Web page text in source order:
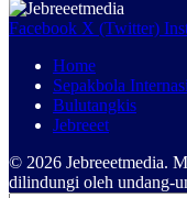
Facebook X (Twitter)
Home
Sepakbola
Bulutangkis
Jebreeet
© 2026 Jebreeetmedia.
dilindungi oleh undang-